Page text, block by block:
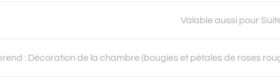
Valable aussi pour
: Décoration de la chambre (bougies et pétales de roses